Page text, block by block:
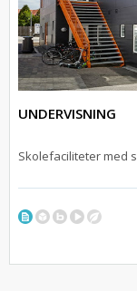
UNDERVISNING
Skolefaciliteter med